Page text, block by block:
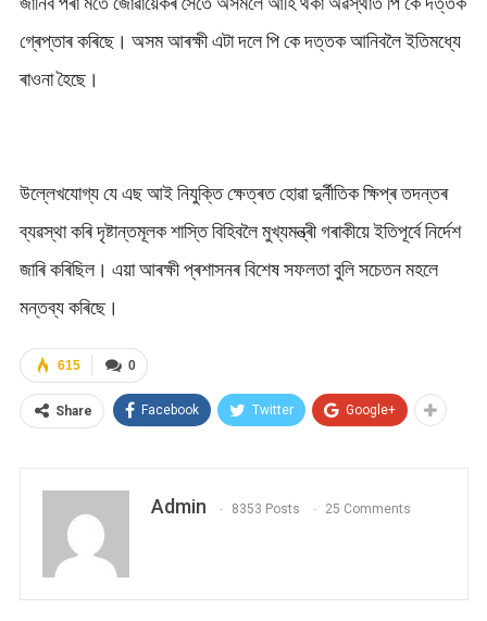
গ্ৰেপ্তাৰ কৰিছে। অসম আৰক্ষী এটা দলে পি কে দত্তক আনিবলৈ ইতিমধ্যে
ৰাওনা হৈছে।
উল্লেখযোগ্য যে এছ আই নিযুক্তি ক্ষেত্ৰত হোৱা দুৰ্নীতিক ক্ষিপ্ৰ তদন্তৰ
ব্যৱস্থা কৰি দৃষ্টান্তমূলক শাস্তি বিহিবলৈ মুখ্যমন্ত্ৰী গৰাকীয়ে ইতিপূৰ্বে নিৰ্দেশ
জাৰি কৰিছিল। এয়া আৰক্ষী প্ৰশাসনৰ বিশেষ সফলতা বুলি সচেতন মহলে
মন্তব্য কৰিছে।
0
615
Share Facebook Twitter Google+
Admin 8353 Posts 25 Comments